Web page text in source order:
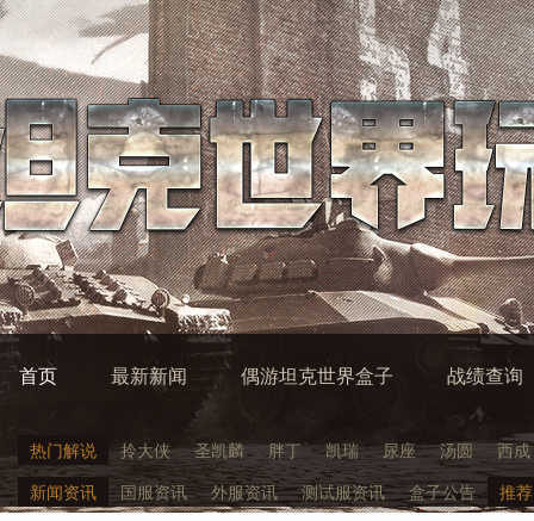
首页 最新新闻 偶游坦克世界盒子 战绩查询
热门解说 拎大侠 圣凯麟 胖丁 凯瑞 尿座 汤圆
西成
新闻资讯
国服资讯 外服资讯 测试服资讯 盒子公告 推